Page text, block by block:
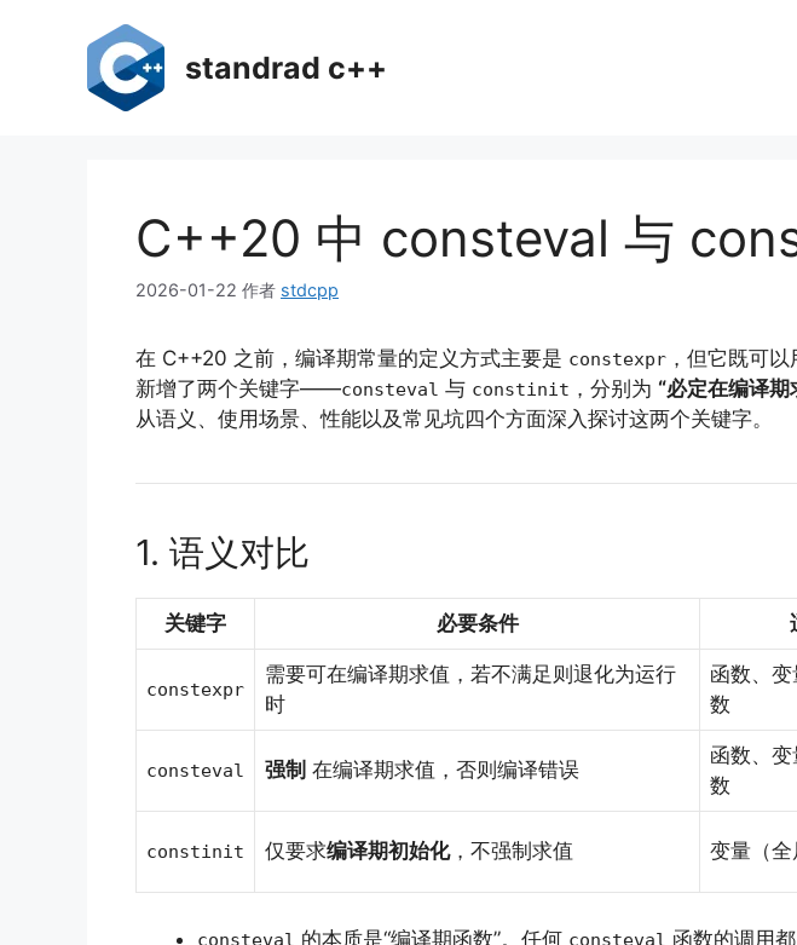
standrad c++
C++20 中 consteval 与
2026-01-22 作者 stdcpp
在 C++20 之前，编译期常量的定义方式主要是 constexpr ，但它既可
新增了两个关键字——consteval 与 constinit ，分别为 “必定在编译期
从语义、使用场景、性能以及常见坑四个方面深入探讨这两个关键字。
1. 语义对比
关键字 必要条件
constexpr
需要可在编译期求值，若不满足则退化为运行
时
函数、
数
consteval 强制 在编译期求值，否则编译错误
函数、
数
constinit 仅要求编译期初始化，不强制求值 变量（全
consteval 的本质是“编译期函数”。任何 consteval 函数的调用